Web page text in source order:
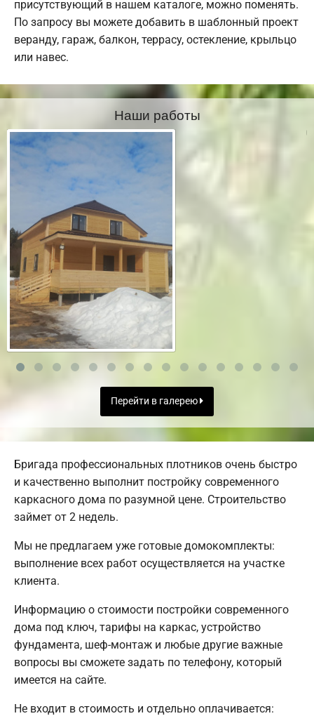
присутствующий в нашем каталоге, можно поменять.
По запросу вы можете добавить в шаблонный проект
веранду, гараж, балкон, террасу, остекление, крыльцо
или навес.
Наши работы
Перейти в галерею
Бригада профессиональных плотников очень быстро
и качественно выполнит постройку современного
каркасного дома по разумной цене. Строительство
займет от 2 недель.
Мы не предлагаем уже готовые домокомплекты:
выполнение всех работ осуществляется на участке
клиента.
Информацию о стоимости постройки современного
дома под ключ, тарифы на каркас, устройство
фундамента, шеф-монтаж и любые другие важные
вопросы вы сможете задать по телефону, который
имеется на сайте.
Не входит в стоимость и отдельно оплачивается: